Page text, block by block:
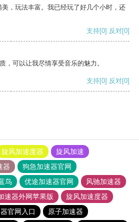
，玩法丰富。我已经玩了好几个小时，还
支持[0] 反对[0]
，可以让我尽情享受音乐的魅力。
支持[0] 反对[0]
旋风加速度器
旋风加速
器
狗急加速器官网
鸟 优途加速器官网
风驰加速器
速器外网苹果版
旋风加速度器
官网入口
原子加速器